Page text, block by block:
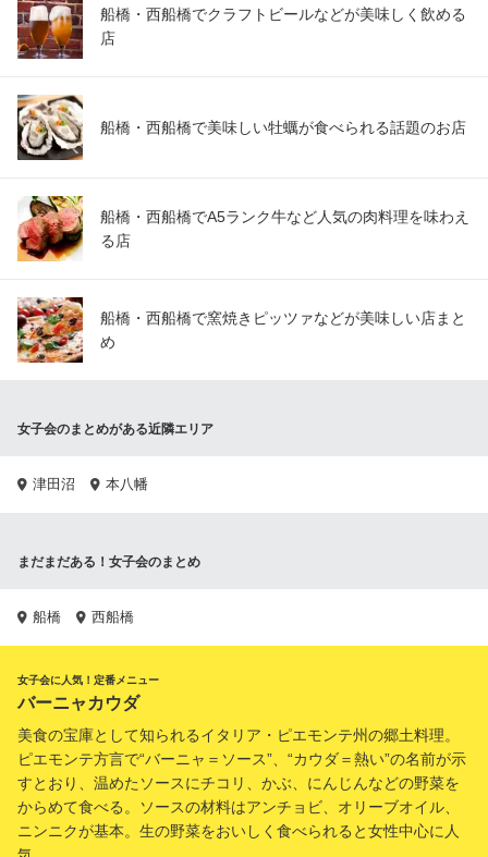
船橋・西船橋でクラフトビールなどが美味しく飲める
店
船橋・西船橋で美味しい牡蠣が食べられる話題のお店
船橋・西船橋でA5ランク牛など人気の肉料理を味わえ
る店
船橋・西船橋で窯焼きピッツァなどが美味しい店まと
め
女子会のまとめがある近隣エリア
津田沼 本八幡
まだまだある！女子会のまとめ
船橋 西船橋
女子会に人気！定番メニュー
バーニャカウダ
美食の宝庫として知られるイタリア・ピエモンテ州の郷土料理。
ピエモンテ方言で“バーニャ＝ソース”、“カウダ＝熱い”の名前が示
すとおり、温めたソースにチコリ、かぶ、にんじんなどの野菜を
からめて食べる。ソースの材料はアンチョビ、オリーブオイル、
ニンニクが基本。生の野菜をおいしく食べられると女性中心に人